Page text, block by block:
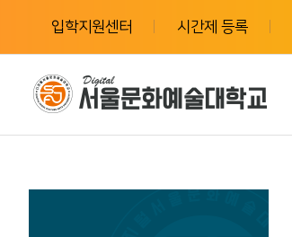
입학지원센터 시간제 등록